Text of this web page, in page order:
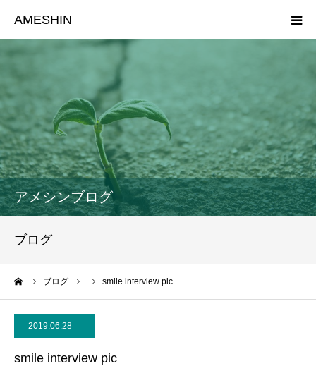
AMESHIN
アメシンブログ
ブログ
ブログ smile interview pic
2019.06.28
smile interview pic
初めての方
サポート
サービス一覧
お問い合わせ